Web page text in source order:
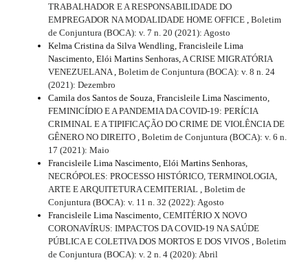
TRABALHADOR E A RESPONSABILIDADE DO
EMPREGADOR NA MODALIDADE HOME OFFICE , Boletim
de Conjuntura (BOCA): v. 7 n. 20 (2021): Agosto
Kelma Cristina da Silva Wendling, Francisleile Lima
Nascimento, Elói Martins Senhoras,A CRISE MIGRATÓRIA
VENEZUELANA, Boletim de Conjuntura (BOCA): v. 8 n. 24
(2021): Dezembro
Camila dos Santos de Souza, Francisleile Lima Nascimento,
FEMINICÍDIO E A PANDEMIA DA COVID-19: PERÍCIA
CRIMINAL E A TIPIFICAÇÃO DO CRIME DE VIOLÊNCIA DE
GÊNERO NO DIREITO , Boletim de Conjuntura (BOCA): v. 6 n.
17 (2021): Maio
Francisleile Lima Nascimento, Elói Martins Senhoras,
NECRÓPOLES: PROCESSO HISTÓRICO, TERMINOLOGIA,
ARTE E ARQUITETURA CEMITERIAL , Boletim de
Conjuntura (BOCA): v. 11 n. 32 (2022): Agosto
Francisleile Lima Nascimento, CEMITÉRIO X NOVO
CORONAVÍRUS: IMPACTOS DA COVID-19 NA SAÚDE
PÚBLICA E COLETIVA DOS MORTOS E DOS VIVOS , Boletim
de Conjuntura (BOCA): v. 2 n. 4 (2020): Abril